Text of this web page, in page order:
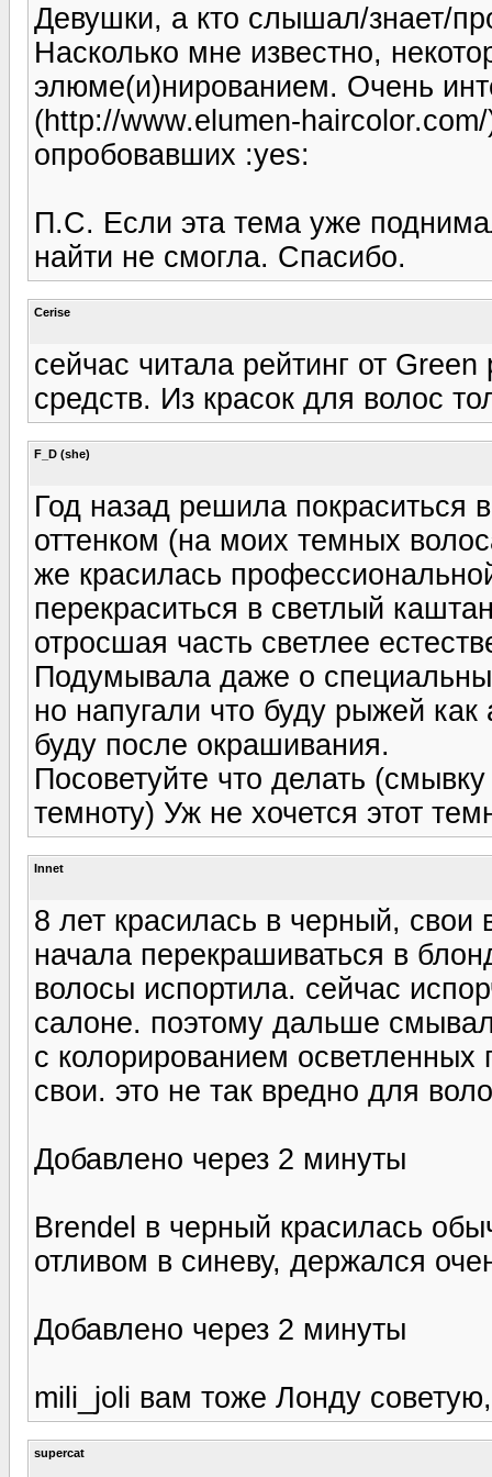
Девушки, а кто слышал/знает/
Насколько мне известно,
элюме(и)нированием. Очень
(http://www.elumen-
опробовавших :yes:
П.С. Если эта тема уже
найти не смогла. Спасибо.
Cerise
сейчас читала рейтинг от
средств. Из красок для волос
F_D (she)
Год назад решила покраситься
оттенком (на моих темных
же красилась
перекраситься в светлый
отросшая часть светлее
Подумывала даже о
но напугали что буду рыжей
буду после окрашивания.
Посоветуйте что делать
темноту) Уж не хочется этот
Innet
8 лет красилась в черный, свои
начала перекрашиваться в
волосы испортила. сейчас
салоне. поэтому дальше
с колорированием осветленных
свои. это не так вредно для
Добавлено через 2 минуты
Brendel в черный красилась
отливом в синеву, держался
Добавлено через 2 минуты
mili_joli вам тоже Лонду
supercat